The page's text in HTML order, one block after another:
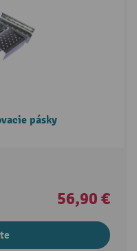
pásky
56,90 €